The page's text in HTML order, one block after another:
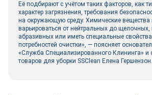
Её подбирают с учётом таких факторов, как
характер загрязнения, требования
на окружающую среду. Химические вещества
варьироваться от нейтральных до щелочных,
абразивных или иметь специальные
потребностей очистки», — поясняет
«Служба Специализированного Клининга» и
товаров для уборки SSClean Елена Гершензон.